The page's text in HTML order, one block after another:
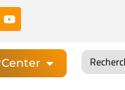
Search
for: